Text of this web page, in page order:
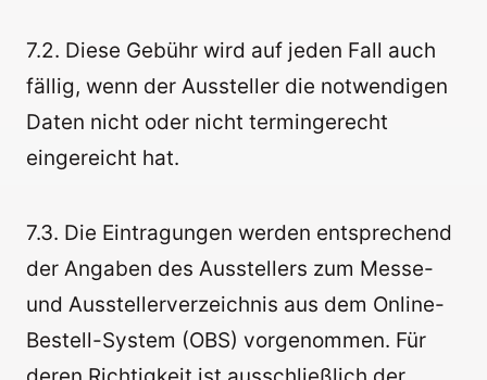
7.2. Diese Gebühr wird auf jeden Fall auch
fällig, wenn der Aussteller die notwendigen
Daten nicht oder nicht termingerecht
eingereicht hat.
7.3. Die Eintragungen werden entsprechend
der Angaben des Ausstellers zum Messe-
und Ausstellerverzeichnis aus dem Online-
Bestell-System (OBS) vorgenommen. Für